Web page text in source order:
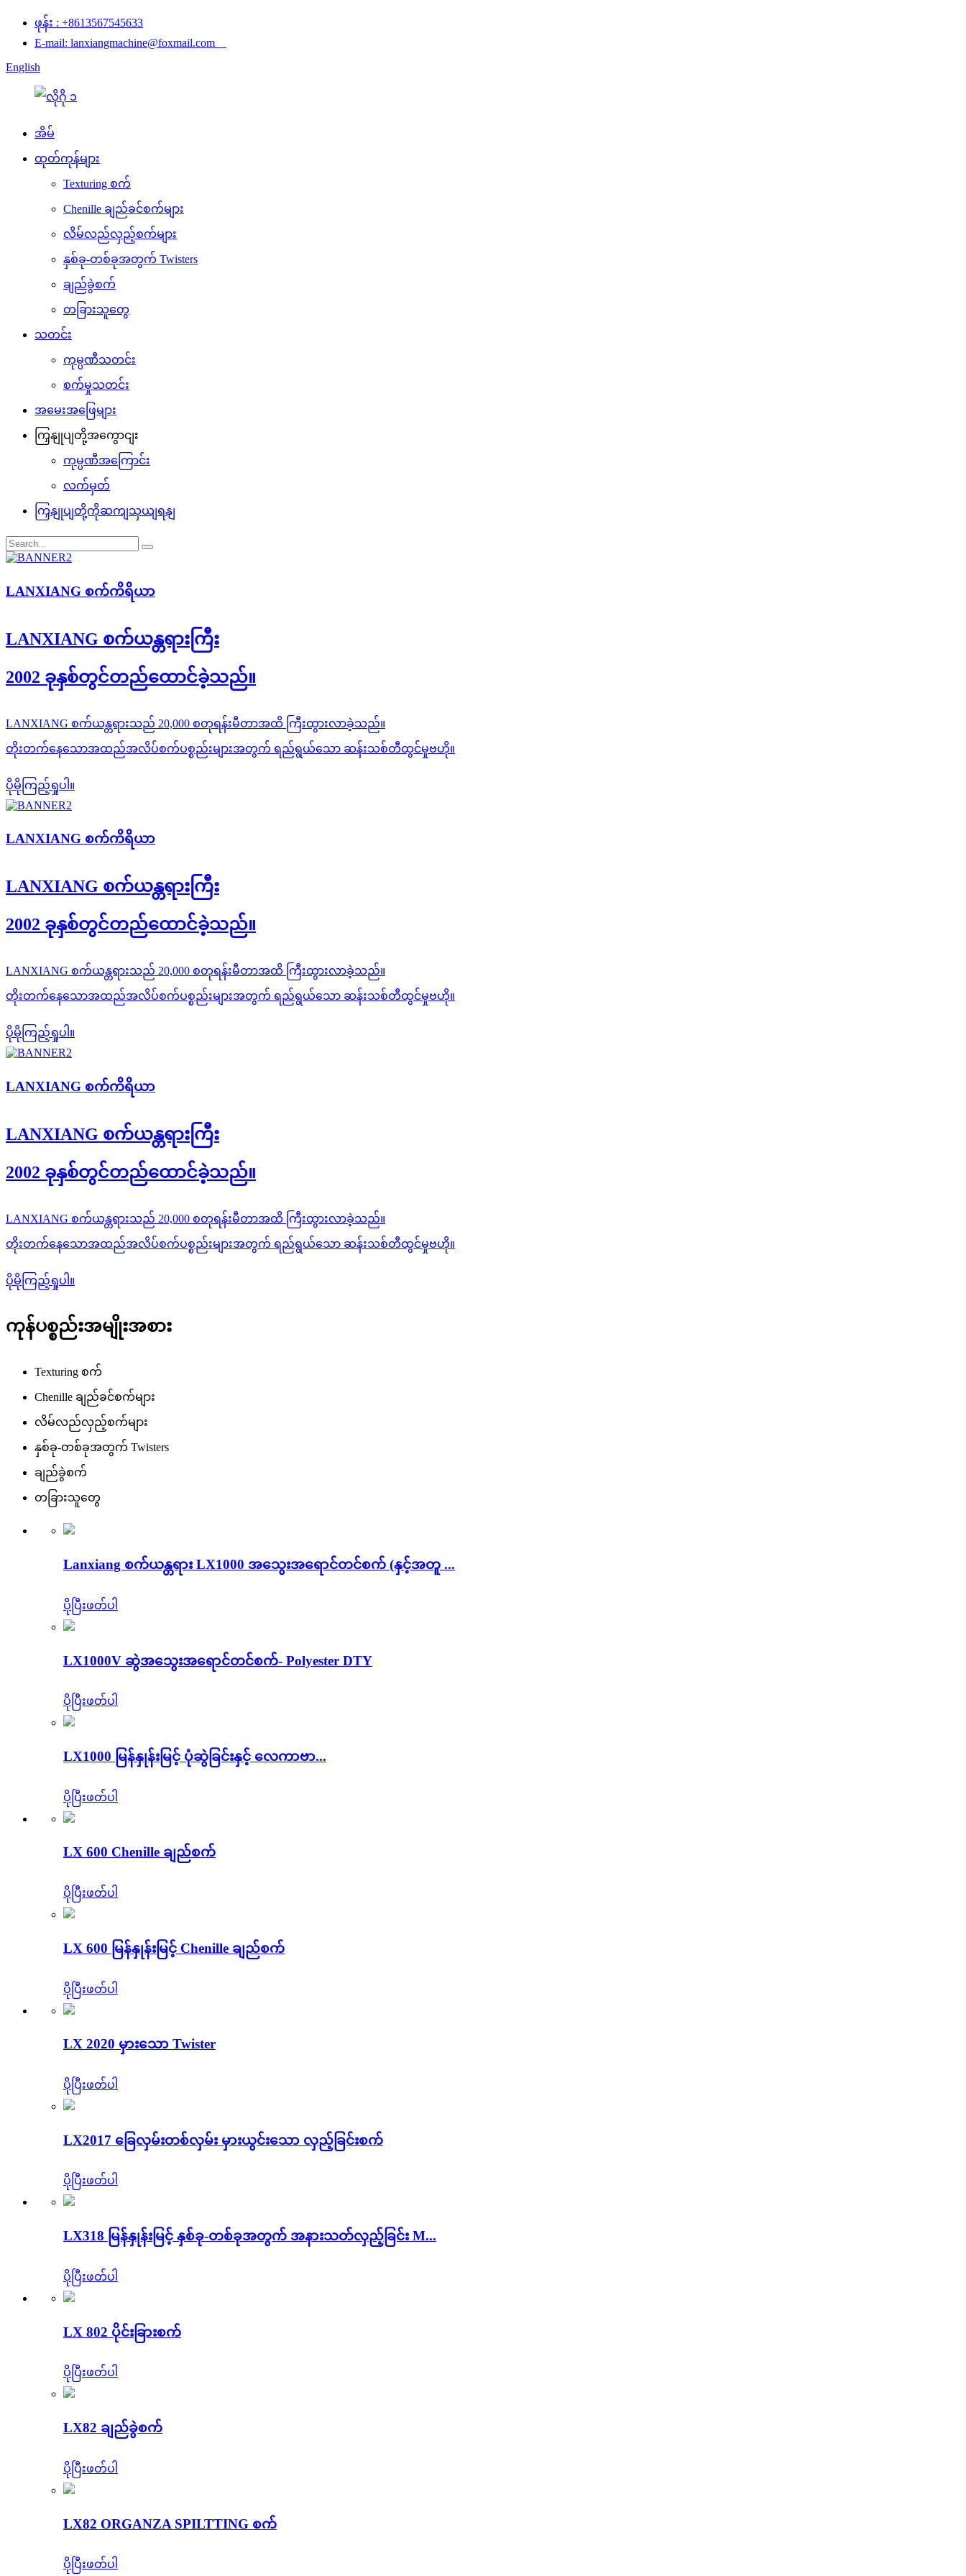
ဖုန်း : +8613567545633
E-mail: lanxiangmachine@foxmail.com
English
အိမ်
ထုတ်ကုန်များ
Texturing စက်
Chenille ချည်ခင်စက်များ
လိမ်လည်လှည့်စက်များ
နှစ်ခု-တစ်ခုအတွက် Twisters
ချည်ခွဲစက်
တခြားသူတွေ
သတင်း
ကုမ္ပဏီသတင်း
စက်မှုသတင်း
အမေးအဖြေများ
ကြှနျုပျတို့အကွောငျး
ကုမ္ပဏီအကြောင်း
လက်မှတ်
ကြှနျုပျတို့ကိုဆကျသှယျရနျ
LANXIANG စက်ကိရိယာ
LANXIANG စက်ယန္တရားကြီး
2002 ခုနှစ်တွင်တည်ထောင်ခဲ့သည်။
LANXIANG စက်ယန္တရားသည် 20,000 စတုရန်းမီတာအထိ ကြီးထွားလာခဲ့သည်။
တိုးတက်နေသောအထည်အလိပ်စက်ပစ္စည်းများအတွက် ရည်ရွယ်သော ဆန်းသစ်တီထွင်မှုဗဟို။
ပိုမိုကြည့်ရှုပါ။
LANXIANG စက်ကိရိယာ
LANXIANG စက်ယန္တရားကြီး
2002 ခုနှစ်တွင်တည်ထောင်ခဲ့သည်။
LANXIANG စက်ယန္တရားသည် 20,000 စတုရန်းမီတာအထိ ကြီးထွားလာခဲ့သည်။
တိုးတက်နေသောအထည်အလိပ်စက်ပစ္စည်းများအတွက် ရည်ရွယ်သော ဆန်းသစ်တီထွင်မှုဗဟို။
ပိုမိုကြည့်ရှုပါ။
LANXIANG စက်ကိရိယာ
LANXIANG စက်ယန္တရားကြီး
2002 ခုနှစ်တွင်တည်ထောင်ခဲ့သည်။
LANXIANG စက်ယန္တရားသည် 20,000 စတုရန်းမီတာအထိ ကြီးထွားလာခဲ့သည်။
တိုးတက်နေသောအထည်အလိပ်စက်ပစ္စည်းများအတွက် ရည်ရွယ်သော ဆန်းသစ်တီထွင်မှုဗဟို။
ပိုမိုကြည့်ရှုပါ။
ကုန်ပစ္စည်းအမျိုးအစား
Texturing စက်
Chenille ချည်ခင်စက်များ
လိမ်လည်လှည့်စက်များ
နှစ်ခု-တစ်ခုအတွက် Twisters
ချည်ခွဲစက်
တခြားသူတွေ
Lanxiang စက်ယန္တရား LX1000 အသွေးအရောင်တင်စက် (နှင့်အတူ ...
ပိုပြီးဖတ်ပါ
LX1000V ဆွဲအသွေးအရောင်တင်စက်- Polyester DTY
ပိုပြီးဖတ်ပါ
LX1000 မြန်နှုန်းမြင့် ပုံဆွဲခြင်းနှင့် လေကာဗာ...
ပိုပြီးဖတ်ပါ
LX 600 Chenille ချည်စက်
ပိုပြီးဖတ်ပါ
LX 600 မြန်နှုန်းမြင့် Chenille ချည်စက်
ပိုပြီးဖတ်ပါ
LX 2020 မှားသော Twister
ပိုပြီးဖတ်ပါ
LX2017 ခြေလှမ်းတစ်လှမ်း မှားယွင်းသော လှည့်ခြင်းစက်
ပိုပြီးဖတ်ပါ
LX318 မြန်နှုန်းမြင့် နှစ်ခု-တစ်ခုအတွက် အနားသတ်လှည့်ခြင်း M...
ပိုပြီးဖတ်ပါ
LX 802 ပိုင်းခြားစက်
ပိုပြီးဖတ်ပါ
LX82 ချည်ခွဲစက်
ပိုပြီးဖတ်ပါ
LX82 ORGANZA SPILTTING စက်
ပိုပြီးဖတ်ပါ